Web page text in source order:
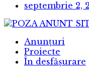
septembrie 2,
Anunțuri
Proiecte
În desfășurare